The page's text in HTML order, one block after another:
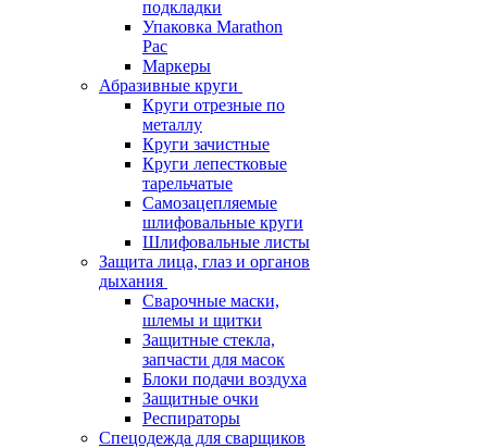
подкладки
Упаковка Marathon
Pac
Маркеры
Абразивные круги
Круги отрезные по
металлу
Круги зачистные
Круги лепестковые
тарельчатые
Самозацепляемые
шлифовальные круги
Шлифовальные листы
Защита лица, глаз и органов
дыхания
Сварочные маски,
шлемы и щитки
Защитные стекла,
запчасти для масок
Блоки подачи воздуха
Защитные очки
Респираторы
Спецодежда для сварщиков